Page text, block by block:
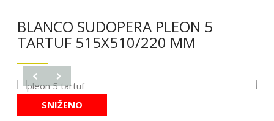
BLANCO SUDOPERA PLEON 5
TARTUF 515X510/220 MM
SNIŽENO